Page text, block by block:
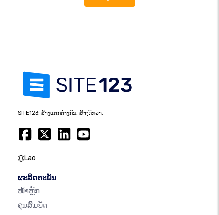
SITE123: ສ້າງແຕກຕ່າງກັນ, ສ້າງດີກວ່າ.
Lao
ຜະລິດຕະພັນ
ໜ້າຫຼັກ
ຄຸນສົມບັດ